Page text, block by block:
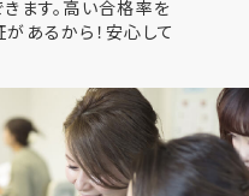
ます。高い合格率を
あるから！安心して